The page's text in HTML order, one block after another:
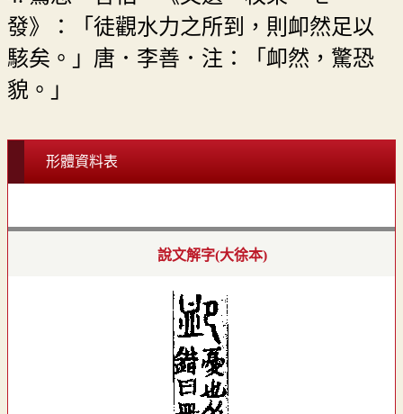
發》：「徒觀水力之所到，則卹然足以
駭矣。」唐．李善．注：「卹然，驚恐
貌。」
形體資料表
說文解字(大徐本)